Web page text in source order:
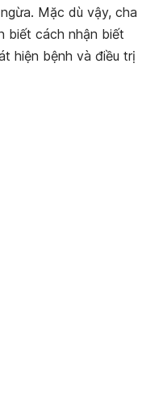
Mặc dù vậy, cha
biết cách nhận biết
hiện bệnh và điều trị